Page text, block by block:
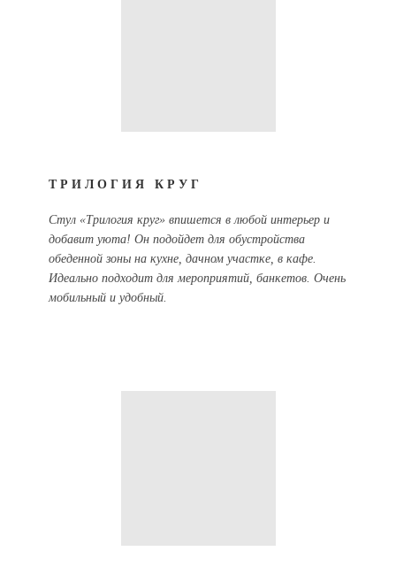
ТРИЛОГИЯ КРУГ
Стул «Трилогия круг» впишется в любой интерьер и
добавит уюта! Он подойдет для обустройства
обеденной зоны на кухне, дачном участке, в кафе.
Идеально подходит для мероприятий, банкетов. Очень
мобильный и удобный.